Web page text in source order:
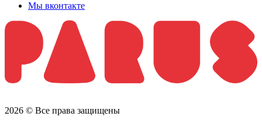
Мы вконтакте
2026 © Все права защищены